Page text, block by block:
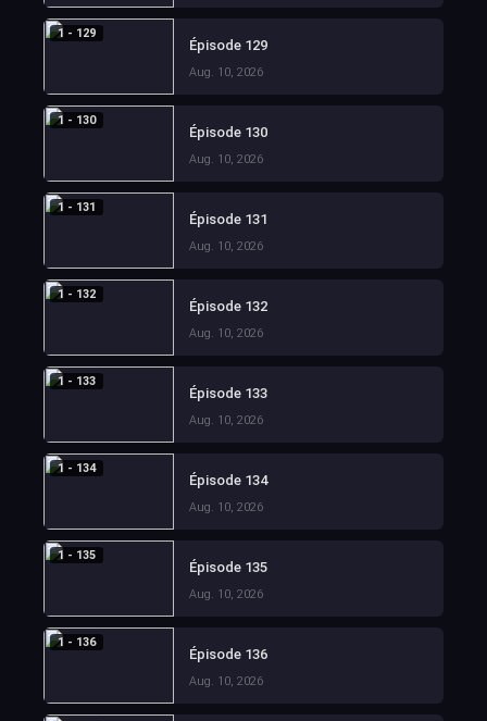
1 - 129
Épisode 129
Aug. 10, 2026
1 - 130
Épisode 130
Aug. 10, 2026
1 - 131
Épisode 131
Aug. 10, 2026
1 - 132
Épisode 132
Aug. 10, 2026
1 - 133
Épisode 133
Aug. 10, 2026
1 - 134
Épisode 134
Aug. 10, 2026
1 - 135
Épisode 135
Aug. 10, 2026
1 - 136
Épisode 136
Aug. 10, 2026